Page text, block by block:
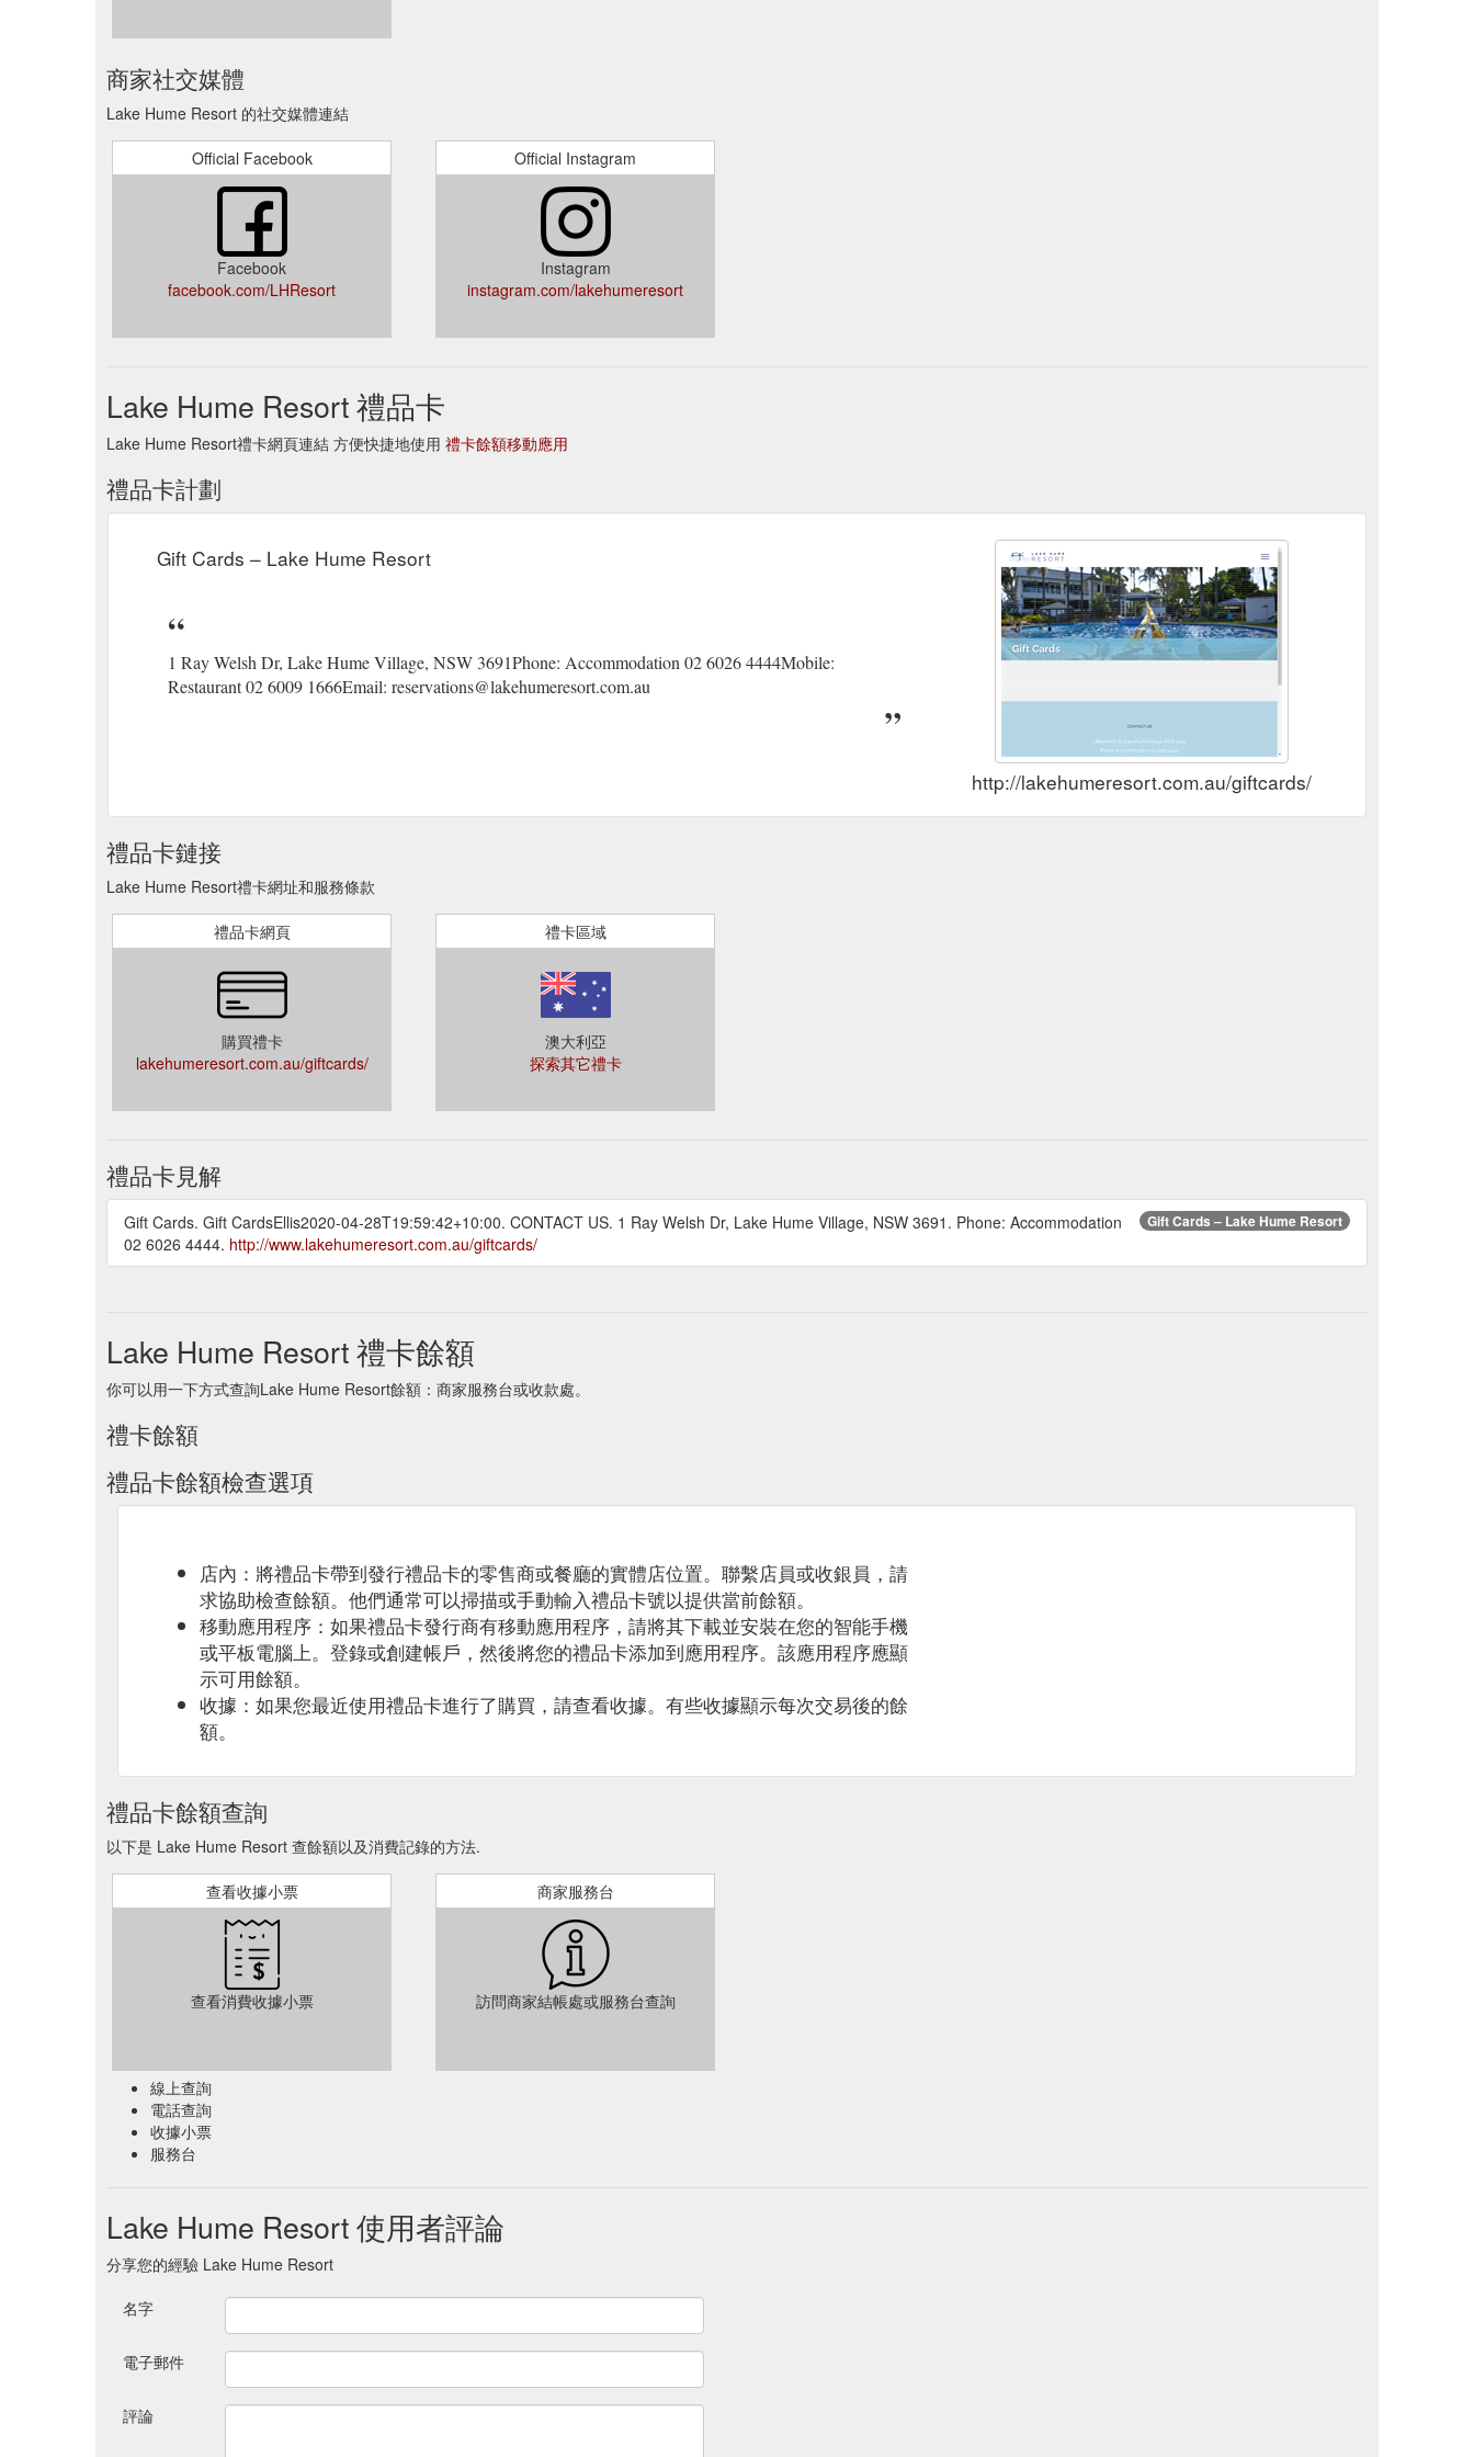
商家社交媒體
Lake Hume Resort 的社交媒體連結
Official Facebook
Facebook
facebook.com/LHResort
Official Instagram
Instagram
instagram.com/lakehumeresort
Lake Hume Resort 禮品卡
Lake Hume Resort禮卡網頁連結 方便快捷地使用 禮卡餘額移動應用
禮品卡計劃
Gift Cards – Lake Hume Resort
1 Ray Welsh Dr, Lake Hume Village, NSW 3691Phone: Accommodation 02 6026 4444Mobile:
Restaurant 02 6009 1666Email: reservations@lakehumeresort.com.au
http://lakehumeresort.com.au/giftcards/
禮品卡鏈接
Lake Hume Resort禮卡網址和服務條款
禮品卡網頁
購買禮卡
lakehumeresort.com.au/giftcards/
禮卡區域
澳大利亞
探索其它禮卡
禮品卡見解
Gift Cards – Lake Hume Resort
Gift Cards. Gift CardsEllis2020-04-28T19:59:42+10:00. CONTACT US. 1 Ray Welsh Dr, Lake Hume Village, NSW 3691. Phone: Accommodation
02 6026 4444. http://www.lakehumeresort.com.au/giftcards/
Lake Hume Resort 禮卡餘額
你可以用一下方式查詢Lake Hume Resort餘額：商家服務台或收款處。
禮卡餘額
禮品卡餘額檢查選項
店內：將禮品卡帶到發行禮品卡的零售商或餐廳的實體店位置。聯繫店員或收銀員，請
求協助檢查餘額。他們通常可以掃描或手動輸入禮品卡號以提供當前餘額。
移動應用程序：如果禮品卡發行商有移動應用程序，請將其下載並安裝在您的智能手機
或平板電腦上。登錄或創建帳戶，然後將您的禮品卡添加到應用程序。該應用程序應顯
示可用餘額。
收據：如果您最近使用禮品卡進行了購買，請查看收據。有些收據顯示每次交易後的餘
額。
禮品卡餘額查詢
以下是 Lake Hume Resort 查餘額以及消費記錄的方法.
查看收據小票
查看消費收據小票
商家服務台
訪問商家結帳處或服務台查詢
線上查詢
電話查詢
收據小票
服務台
Lake Hume Resort 使用者評論
分享您的經驗 Lake Hume Resort
名字
電子郵件
評論